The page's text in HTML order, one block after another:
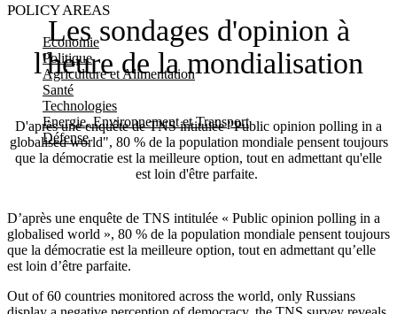
POLICY AREAS
Economie
Politique
Agriculture et Alimentation
Santé
Technologies
Energie, Environnement et Transport
Défense
Les sondages d'opinion à
l'heure de la mondialisation
D'après une enquête de TNS intitulée "Public opinion polling in a
globalised world", 80 % de la population mondiale pensent toujours
que la démocratie est la meilleure option, tout en admettant qu'elle
est loin d'être parfaite.
D’après une enquête de TNS intitulée « Public opinion polling in a
globalised world », 80 % de la population mondiale pensent toujours
que la démocratie est la meilleure option, tout en admettant qu’elle
est loin d’être parfaite.
Out of 60 countries monitored across the world, only Russians